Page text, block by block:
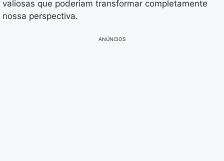
valiosas que poderiam transformar completamente
nossa perspectiva.
ANÚNCIOS